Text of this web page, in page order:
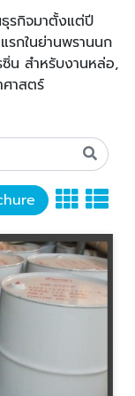
รกิจมาตั้งแต่ปี
รกในย่านพรานนก
ซิ่น สำหรับงานหล่อ,
ศาสตร์